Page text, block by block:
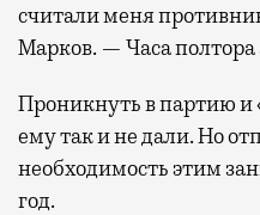
считали меня
Марков. — Часа полтора
Проникнуть в партию и
ему так и не дали. Но
необходимость этим
год.